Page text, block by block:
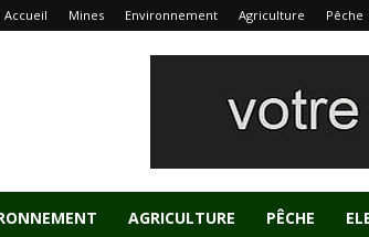
Accueil Mines Environnement Agriculture Pêche
AGRICULTURE PÊCHE